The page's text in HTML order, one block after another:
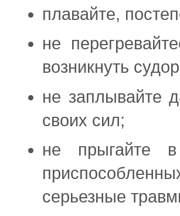
плавайте,
не
возникнуть
не заплывайте
своих сил;
не прыгайте
серьезные